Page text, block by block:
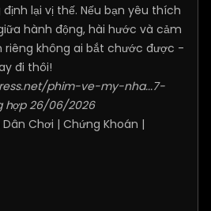
lại vị thế. Nếu bạn yêu thích
hành động, hài hước và cảm
không ai bắt chước được -
đi thôi!
phim-ve-my-nha...7-
hợp 26/06/2026
Chơi | Chứng Khoán |